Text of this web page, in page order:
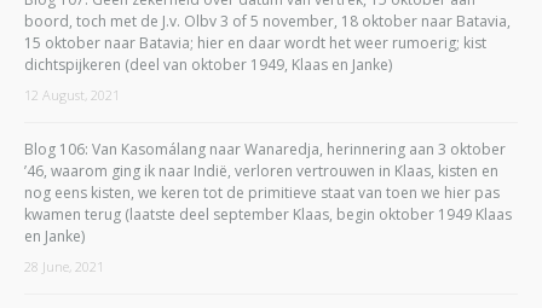
boord, toch met de J.v. Olbv 3 of 5 november, 18 oktober naar Batavia,
15 oktober naar Batavia; hier en daar wordt het weer rumoerig; kist
dichtspijkeren (deel van oktober 1949, Klaas en Janke)
12 August, 2021
Blog 106: Van Kasomálang naar Wanaredja, herinnering aan 3 oktober
’46, waarom ging ik naar Indië, verloren vertrouwen in Klaas, kisten en
nog eens kisten, we keren tot de primitieve staat van toen we hier pas
kwamen terug (laatste deel september Klaas, begin oktober 1949 Klaas
en Janke)
28 June, 2021